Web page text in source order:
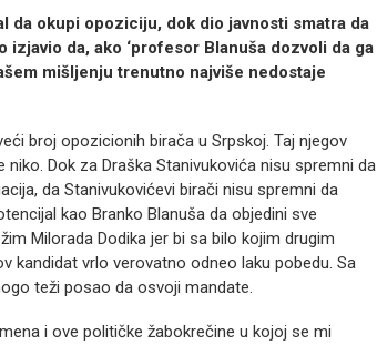
da okupi opoziciju, dok dio javnosti smatra da
da, ako ‘profesor Blanuša dozvoli da ga
mišljenju trenutno najviše nedostaje
broj opozicionih birača u Srpskoj. Taj njegov
Dok za Draška Stanivukovića nisu spremni da
da Stanivukovićevi birači nisu spremni da
kao Branko Blanuša da objedini sve
Milorada Dodika jer bi sa bilo kojim drugim
kandidat vrlo verovatno odneo laku pobedu. Sa
teži posao da osvoji mandate.
i ove političke žabokrečine u kojoj se mi